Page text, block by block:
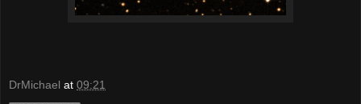
DrMichael at 09:21